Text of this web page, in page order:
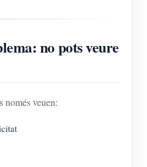
no pots veure
només veuen: